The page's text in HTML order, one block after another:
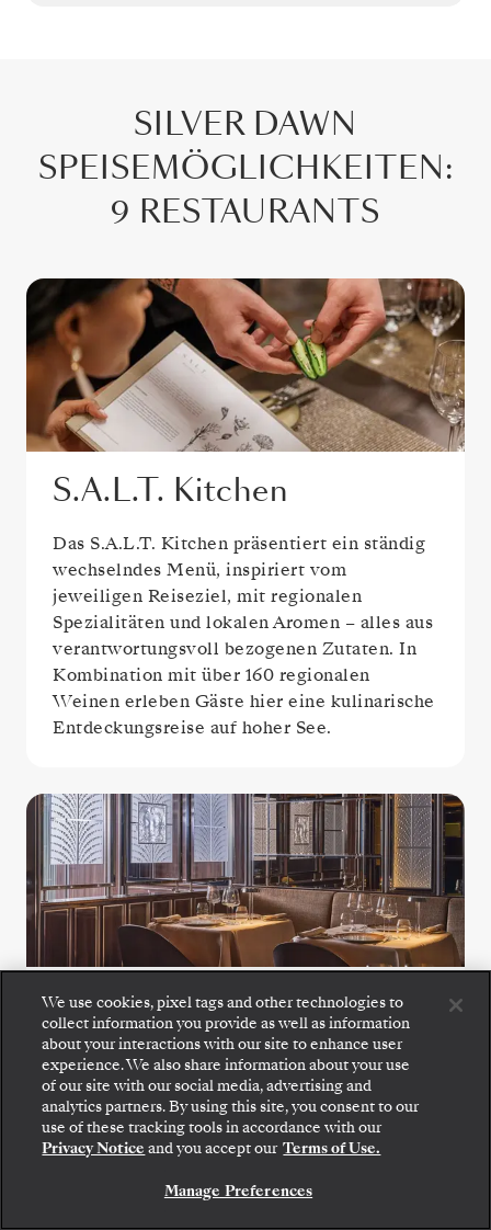
SILVER DAWN
SPEISEMÖGLICHKEITEN:
9 RESTAURANTS
S.A.L.T. Kitchen
Das S.A.L.T. Kitchen präsentiert ein ständig
wechselndes Menü, inspiriert vom
jeweiligen Reiseziel, mit regionalen
Spezialitäten und lokalen Aromen – alles aus
verantwortungsvoll bezogenen Zutaten. In
Kombination mit über 160 regionalen
Weinen erleben Gäste hier eine kulinarische
Entdeckungsreise auf hoher See.
La Dame
Erleben Sie die Höhepunkte der
französischen Spitzenküche im La Dame, wo
exklusive Degustationsmenüs durch
meisterhafte Technik, saisonale Zutaten und
moderne Finesse präsentiert werden.
Gehen Sie an Bord: Wählen Sie Ihre Suite und
prüfen Sie die Preise und Inklusivleistungen, bevor
Sie Ihre Silversea-Reise sicher bestätigen.
BUCHEN SIE IHRE SUITE
We use cookies, pixel tags and other technologies to
collect information you provide as well as information
about your interactions with our site to enhance user
experience. We also share information about your use
of our site with our social media, advertising and
analytics partners. By using this site, you consent to our
use of these tracking tools in accordance with our
Privacy Notice and you accept our Terms of Use.
Manage Preferences